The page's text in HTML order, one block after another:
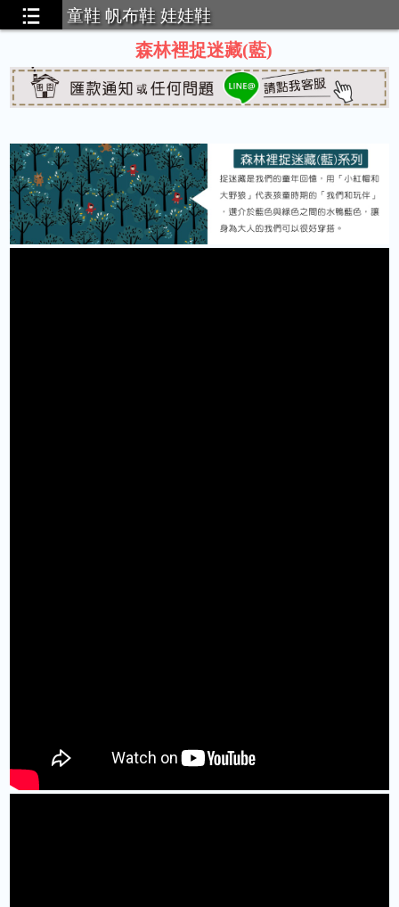
童鞋 帆布鞋 娃娃鞋
森林裡捉迷藏(藍)